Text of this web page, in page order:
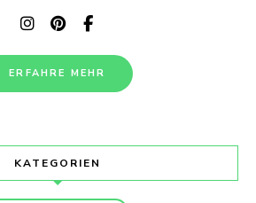
ERFAHRE MEHR
KATEGORIEN